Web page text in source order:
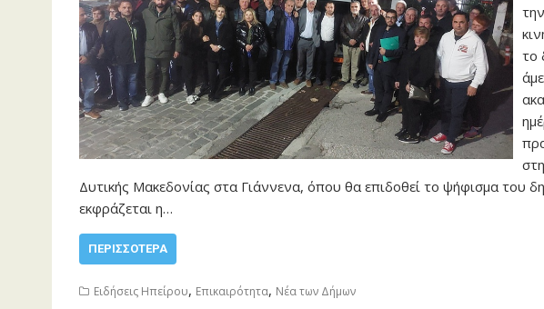
το
Δυτικής Μακεδονίας στα Γιάννενα, όπου θα επιδοθεί το ψήφισμα του
εκφράζεται η…
ΠΕΡΙΣΣΌΤΕΡΑ
Ειδήσεις Ηπείρου, Επικαιρότητα, Νέα των Δήμων